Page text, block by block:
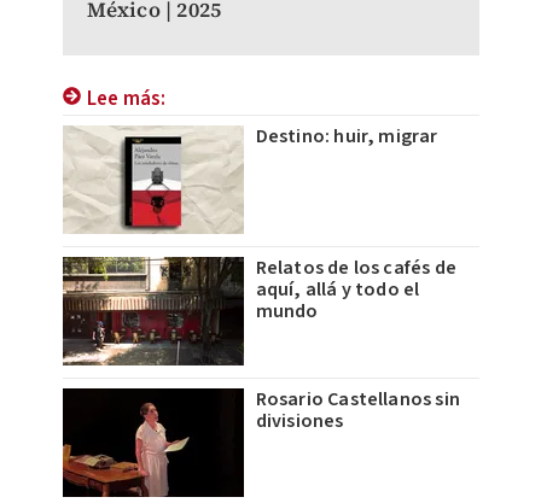
México | 2025
Lee más:
Destino: huir, migrar
Relatos de los cafés de
aquí, allá y todo el
mundo
Rosario Castellanos sin
divisiones